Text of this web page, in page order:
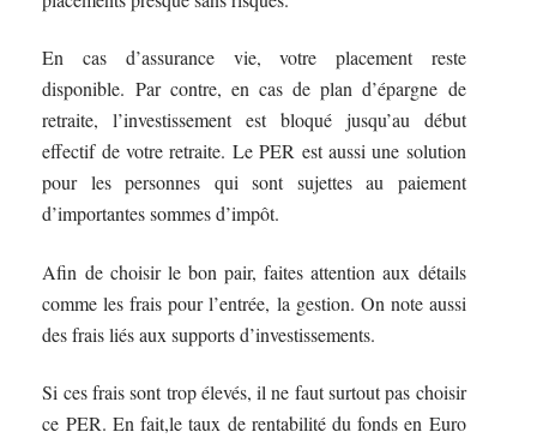
En cas d’assurance vie, votre placement reste
disponible. Par contre, en cas de plan d’épargne de
retraite, l’investissement est bloqué jusqu’au début
effectif de votre retraite. Le PER est aussi une solution
pour les personnes qui sont sujettes au paiement
d’importantes sommes d’impôt.
Afin de choisir le bon pair, faites attention aux détails
comme les frais pour l’entrée, la gestion. On note aussi
des frais liés aux supports d’investissements.
Si ces frais sont trop élevés, il ne faut surtout pas choisir
ce PER. En fait,le taux de rentabilité du fonds en Euro